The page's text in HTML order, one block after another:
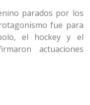
parados por los
fue para
el hockey y el
actuaciones